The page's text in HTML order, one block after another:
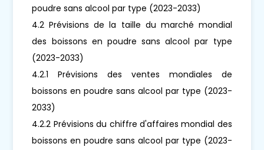
poudre sans alcool par type (2023-2033)
4.2 Prévisions de la taille du marché mondial
des boissons en poudre sans alcool par type
(2023-2033)
4.2.1 Prévisions des ventes mondiales de
boissons en poudre sans alcool par type (2023-
2033)
4.2.2 Prévisions du chiffre d'affaires mondial des
boissons en poudre sans alcool par type (2023-